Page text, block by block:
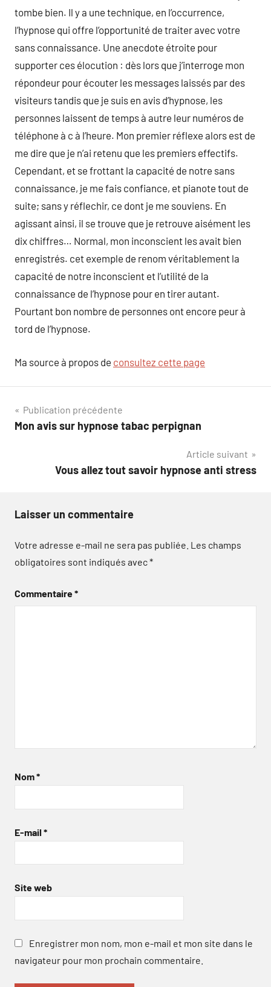
tombe bien. Il y a une technique, en l’occurrence,
l’hypnose qui offre l’opportunité de traiter avec votre
sans connaissance. Une anecdote étroite pour
supporter ces élocution : dès lors que j’interroge mon
répondeur pour écouter les messages laissés par des
visiteurs tandis que je suis en avis d’hypnose, les
personnes laissent de temps à autre leur numéros de
téléphone à c à l’heure. Mon premier réflexe alors est de
me dire que je n’ai retenu que les premiers effectifs.
Cependant, et se frottant la capacité de notre sans
connaissance, je me fais confiance, et pianote tout de
suite; sans y réflechir, ce dont je me souviens. En
agissant ainsi, il se trouve que je retrouve aisément les
dix chiffres… Normal, mon inconscient les avait bien
enregistrés. cet exemple de renom véritablement la
capacité de notre inconscient et l’utilité de la
connaissance de l’hypnose pour en tirer autant.
Pourtant bon nombre de personnes ont encore peur à
tord de l’hypnose.
Ma source à propos de consultez cette page
Navigation
de
Publication précédente
Mon avis sur hypnose tabac perpignan
Article suivant
Vous allez tout savoir hypnose anti stress
Laisser un commentaire
Votre adresse e-mail ne sera pas publiée. Les champs
obligatoires sont indiqués avec*
Commentaire*
Nom*
E-mail *
Site web
Enregistrer mon nom, mon e-mail et mon site dans le
navigateur pour mon prochain commentaire.